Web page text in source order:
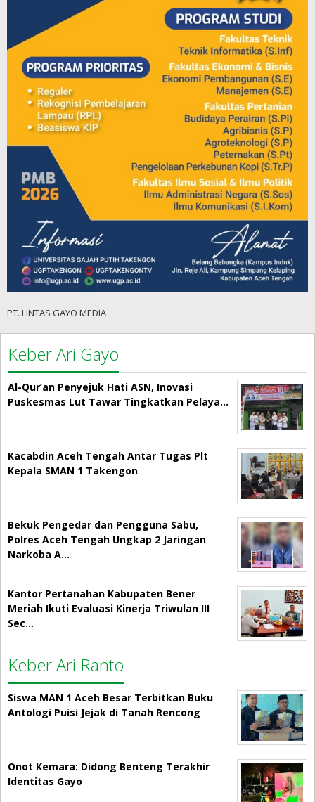
PT. LINTAS GAYO MEDIA
Keber Ari Gayo
Al-Qur’an Penyejuk Hati ASN, Inovasi
Puskesmas Lut Tawar Tingkatkan Pelaya…
Kacabdin Aceh Tengah Antar Tugas Plt
Kepala SMAN 1 Takengon
Bekuk Pengedar dan Pengguna Sabu,
Polres Aceh Tengah Ungkap 2 Jaringan
Narkoba A…
Kantor Pertanahan Kabupaten Bener
Meriah Ikuti Evaluasi Kinerja Triwulan III
Sec…
Keber Ari Ranto
Siswa MAN 1 Aceh Besar Terbitkan Buku
Antologi Puisi Jejak di Tanah Rencong
Onot Kemara: Didong Benteng Terakhir
Identitas Gayo